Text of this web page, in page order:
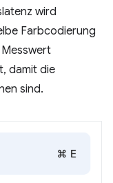
wird
Farbcodierung
damit die
sind.